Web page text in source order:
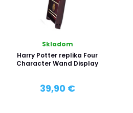
Skladom
Harry Potter replika Four
Character Wand Display
39,90 €